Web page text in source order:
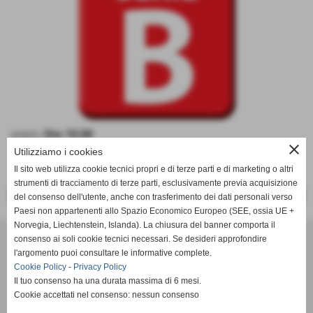
orario:Ore 10.00
dove:al circolo
<< PRECEDENTE SUCCESSIVO >>
Tennis Club Bisenzio ASD
Via Ada Negri, 15 - 59100 - Prato
P.I. 01526410970 C.F 92006510488
Codice univoco: M5UXCR1
Coordinate bancarie: Banco Desio IBAN IT11A0344002811000000510100 -
close
Utilizziamo i cookies
Il sito web utilizza cookie tecnici propri e di terze parti e di marketing o altri
strumenti di tracciamento di terze parti, esclusivamente previa acquisizione
del consenso dell'utente, anche con trasferimento dei dati personali verso
Paesi non appartenenti allo Spazio Economico Europeo (SEE, ossia UE +
Norvegia, Liechtenstein, Islanda). La chiusura del banner comporta il
consenso ai soli cookie tecnici necessari. Se desideri approfondire
l'argomento puoi consultare le informative complete.
Cookie Policy - Privacy Policy
Il tuo consenso ha una durata massima di 6 mesi.
Cookie accettati nel consenso: nessun consenso